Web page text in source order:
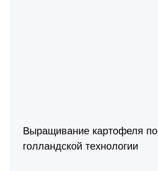
Выращивание картофеля по
голландской технологии